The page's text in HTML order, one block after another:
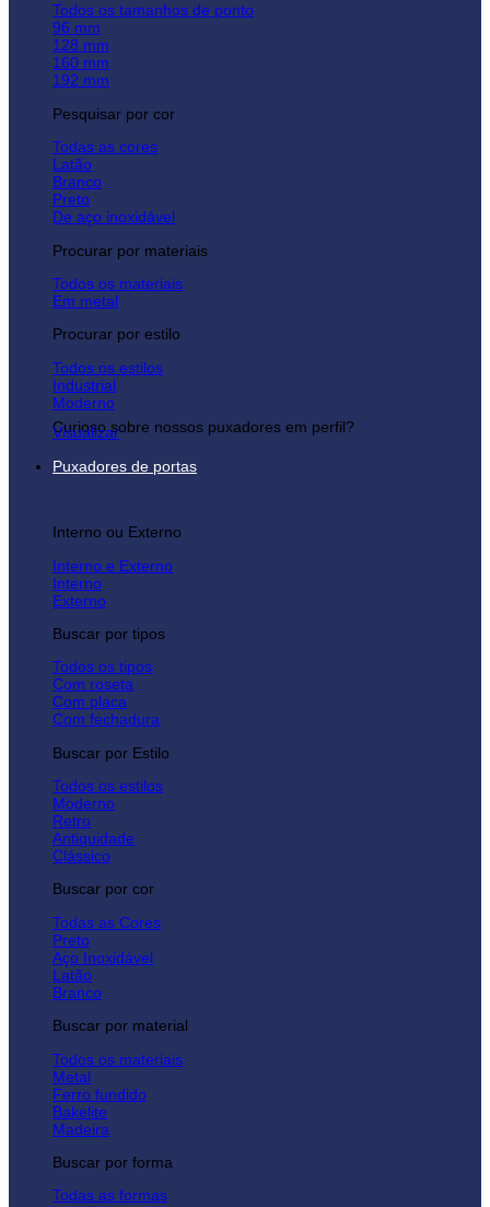
Todos os tamanhos de ponto
96 mm
128 mm
160 mm
192 mm
Pesquisar por cor
Todas as cores
Latão
Branco
Preto
De aço inoxidável
Procurar por materiais
Todos os materiais
Em metal
Procurar por estilo
Todos os estilos
Industrial
Moderno
Curioso sobre nossos puxadores em perfil?
Visualizar
Puxadores de portas
Interno ou Externo
Interno e Externo
Interno
Externo
Buscar por tipos
Todos os tipos
Com roseta
Com placa
Com fechadura
Buscar por Estilo
Todos os estilos
Moderno
Retro
Antiquidade
Clássico
Buscar por cor
Todas as Cores
Preto
Aço Inoxidável
Latão
Branco
Buscar por material
Todos os materiais
Metal
Ferro fundido
Bakelite
Madeira
Buscar por forma
Todas as formas